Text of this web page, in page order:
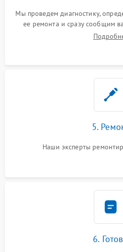
Мы проведем диагностику,
ее ремонта и сразу сообщим
5.
Наши эксперты
6.